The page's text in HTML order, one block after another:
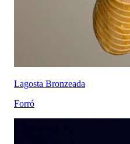
Lagosta Bronzeada
Forró